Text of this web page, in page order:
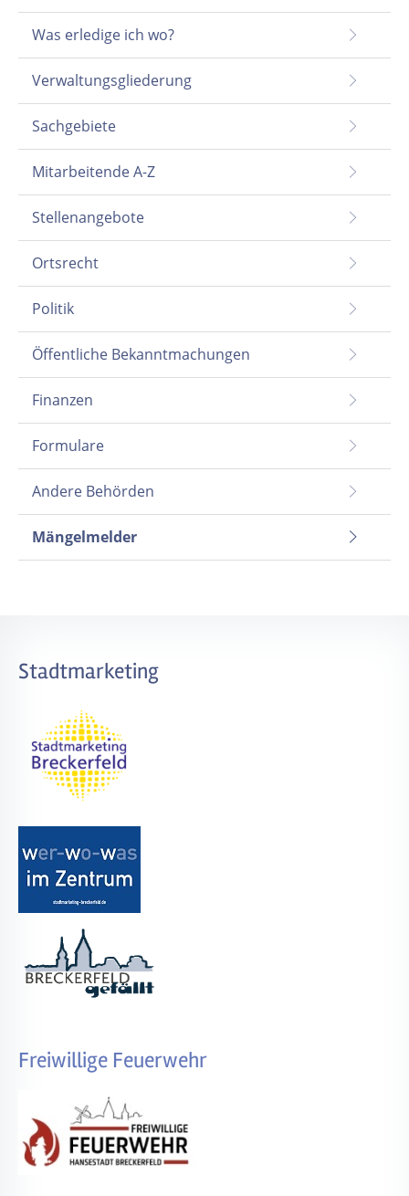
Was erledige ich wo?
Verwaltungsgliederung
Sachgebiete
Mitarbeitende A-Z
Stellenangebote
Ortsrecht
Politik
Öffentliche Bekanntmachungen
Finanzen
Formulare
Andere Behörden
Mängelmelder
Stadtmarketing
Freiwillige Feuerwehr